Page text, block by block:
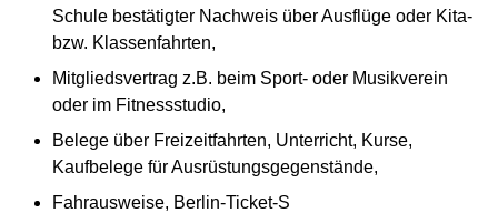
Schule bestätigter Nachweis über Ausflüge oder Kita-
bzw. Klassenfahrten,
Mitgliedsvertrag z.B. beim Sport- oder Musikverein
oder im Fitnessstudio,
Belege über Freizeitfahrten, Unterricht, Kurse,
Kaufbelege für Ausrüstungsgegenstände,
Fahrausweise, Berlin-Ticket-S